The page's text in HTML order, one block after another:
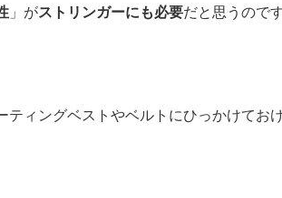
」がストリンガーにも必要だと思うのです
ィングベストやベルトにひっかけてお